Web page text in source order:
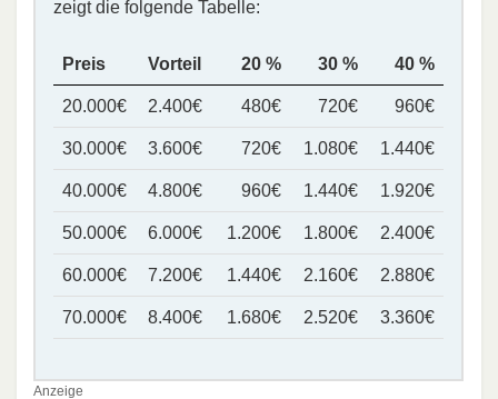
zeigt die folgende Tabelle:
Preis Vorteil 20 % 30 % 40 %
20.000€ 2.400€ 480€ 720€ 960€
30.000€ 3.600€ 720€ 1.080€ 1.440€
40.000€ 4.800€ 960€ 1.440€ 1.920€
50.000€ 6.000€ 1.200€ 1.800€ 2.400€
60.000€ 7.200€ 1.440€ 2.160€ 2.880€
70.000€ 8.400€ 1.680€ 2.520€ 3.360€
Anzeige